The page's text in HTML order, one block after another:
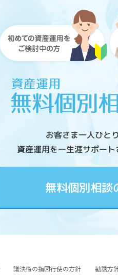
お客さま一人ひと
資産運用を一生涯サポート
無料個別相談
議決権の指図行使の方針 勧誘方